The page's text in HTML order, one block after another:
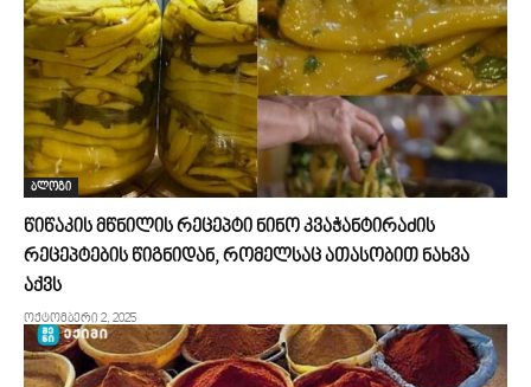
ბლოგი
წიწაკის მწნილის რეცეპტი ნინო კვაჭანტირაძის
რეცეპტების წიგნიდან, რომელსაც ათასობით ნახვა
აქვს
ოქტომბერი 2, 2025